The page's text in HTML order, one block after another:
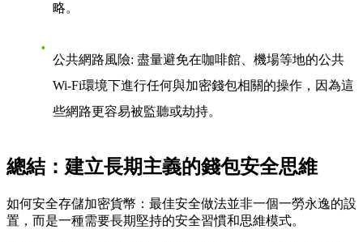
略。
公共網路風險: 盡量避免在咖啡館、機場等地的公共
Wi-Fi環境下進行任何與加密錢包相關的操作，因為這
些網路更容易被監聽或劫持。
總結：建立長期主義的錢包安全思維
如何安全存儲加密貨幣：最佳安全做法並非一個一勞永逸的設
置，而是一種需要長期堅持的安全習慣和思維模式。